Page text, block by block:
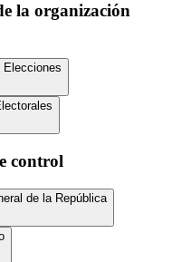
la organización
control
de la República